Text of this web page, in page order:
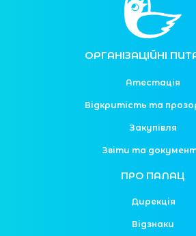
ОРГАНІЗАЦІЙНІ
Атестація
Відкритість та
Закупівля
Звіти та
ПРО ПАЛАЦ
Дирекція
Відзнаки